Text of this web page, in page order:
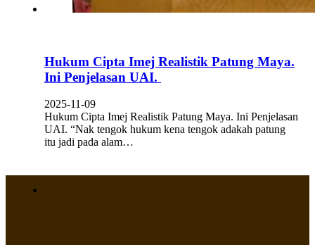
Hukum Cipta Imej Realistik Patung Maya.
Ini Penjelasan UAI.
2025-11-09
Hukum Cipta Imej Realistik Patung Maya. Ini Penjelasan
UAI. “Nak tengok hukum kena tengok adakah patung
itu jadi pada alam…